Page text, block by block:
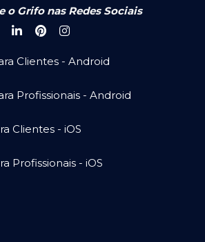
o Grifo nas Redes Sociais
Clientes - Android
Profissionais - Android
Clientes - iOS
Profissionais - iOS